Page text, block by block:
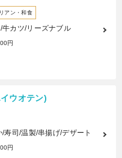
アン・和食
カツ/リーズナブル
円
ウオテン)
寿司/温製/串揚げ/デザート
円